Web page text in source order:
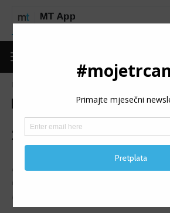
Ostalo Predstavljamo Teme
„BOSNIAN ULTRA
TEAM“
Kada bismo vam predočili samo
ovog udruženja, uz nekoliko
istog trena da se radi o nekom